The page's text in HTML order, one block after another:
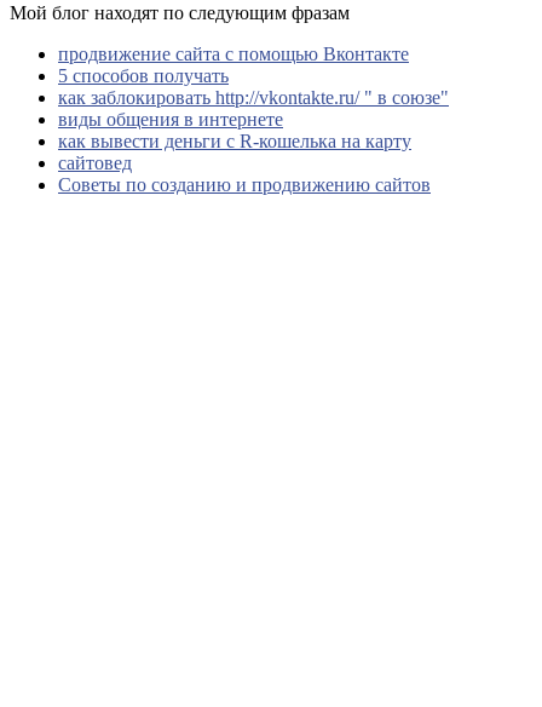
Мой блог находят по следующим фразам
продвижение сайта с помощью Вконтакте
5 способов получать
как заблокировать http://vkontakte.ru/ " в союзе"
виды общения в интернете
как вывести деньги с R-кошелька на карту
сайтовед
Советы по созданию и продвижению сайтов